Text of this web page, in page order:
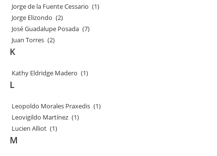
Jorge de la Fuente Cessario (1)
Jorge Elizondo (2)
José Guadalupe Posada (7)
Juan Torres (2)
K
Kathy Eldridge Madero (1)
L
Leopoldo Morales Praxedis (1)
Leovigildo Martínez (1)
Lucien Alliot (1)
M